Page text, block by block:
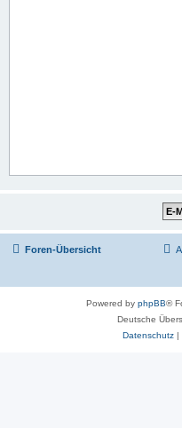
Foren-Übersicht
Powered by phpBB®
Deutsche
Datenschutz|